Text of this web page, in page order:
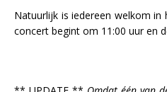
Natuurlijk is iedereen welkom
concert begint om 11:00 uur en